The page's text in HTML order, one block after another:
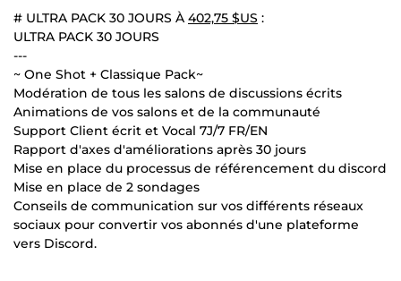
# ULTRA PACK 30 JOURS À 402,75 $US :
ULTRA PACK 30 JOURS
---
~ One Shot + Classique Pack~
Modération de tous les salons de discussions écrits
Animations de vos salons et de la communauté
Support Client écrit et Vocal 7J/7 FR/EN
Rapport d'axes d'améliorations après 30 jours
Mise en place du processus de référencement du discord
Mise en place de 2 sondages
Conseils de communication sur vos différents réseaux
sociaux pour convertir vos abonnés d'une plateforme
vers Discord.